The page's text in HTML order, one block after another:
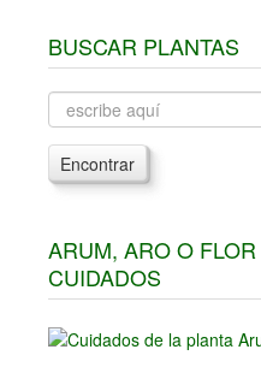
BUSCAR PLANTAS
Encontrar
ARUM, ARO O
CUIDADOS